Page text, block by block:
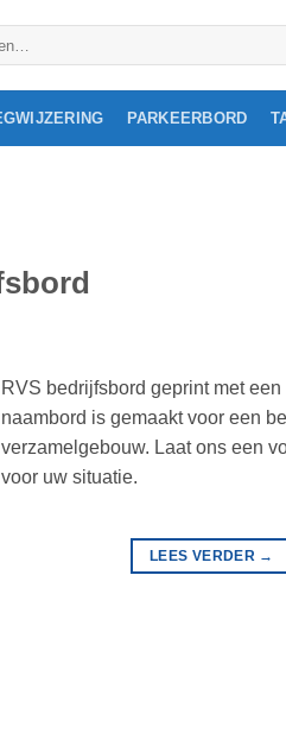
PARKEERBORD
RVS bedrijfsbord geprint met
naambord is gemaakt voor een
verzamelgebouw. Laat ons een
voor uw situatie.
LEES VERDER →